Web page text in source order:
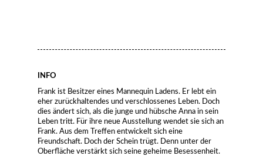
INFO
Frank ist Besitzer eines Mannequin Ladens. Er lebt ein
eher zurückhaltendes und verschlossenes Leben. Doch
dies ändert sich, als die junge und hübsche Anna in sein
Leben tritt. Für ihre neue Ausstellung wendet sie sich an
Frank. Aus dem Treffen entwickelt sich eine
Freundschaft. Doch der Schein trügt. Denn unter der
Oberfläche verstärkt sich seine geheime Besessenheit.